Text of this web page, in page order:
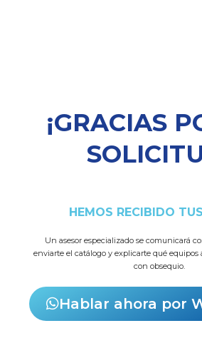
¡GRACIAS
HEMOS RECIBIDO
Un asesor especializado se comunicará
enviarte el catálogo y explicarte qué
con obsequio.
Hablar ahora por